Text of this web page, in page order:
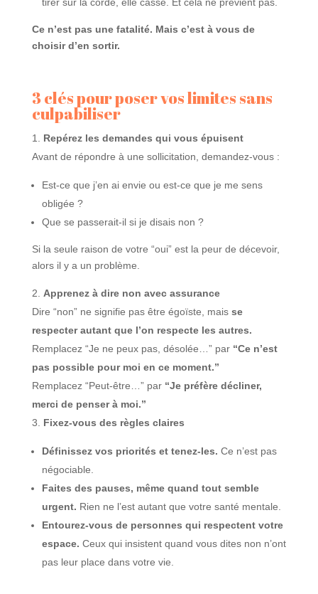
Ce n’est pas une fatalité. Mais c’est à vous de
choisir d’en sortir.
3 clés pour poser vos limites sans
culpabiliser
Repérez les demandes qui vous épuisent
Avant de répondre à une sollicitation, demandez-vous :
Est-ce que j’en ai envie ou est-ce que je me sens
obligée ?
Que se passerait-il si je disais non ?
Si la seule raison de votre “oui” est la peur de décevoir,
alors il y a un problème.
Apprenez à dire non avec assurance
Dire “non” ne signifie pas être égoïste, mais se
respecter autant que l’on respecte les autres.
Remplacez “Je ne peux pas, désolée…” par “Ce n’est
pas possible pour moi en ce moment.”
Remplacez “Peut-être…” par “Je préfère décliner,
merci de penser à moi.”
Fixez-vous des règles claires
Définissez vos priorités et tenez-les. Ce n’est pas
négociable.
Faites des pauses, même quand tout semble
urgent. Rien ne l’est autant que votre santé mentale.
Entourez-vous de personnes qui respectent votre
espace. Ceux qui insistent quand vous dites non n’ont
pas leur place dans votre vie.